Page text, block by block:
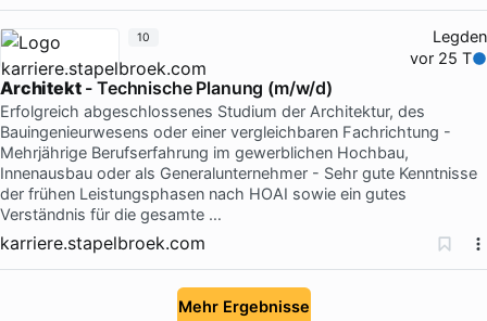
Legden
vor 25 T
Architekt- Technische Planung (m/w/d)
Erfolgreich abgeschlossenes Studium der Architektur, des
Bauingenieurwesens oder einer vergleichbaren Fachrichtung -
Mehrjährige Berufserfahrung im gewerblichen Hochbau,
Innenausbau oder als Generalunternehmer - Sehr gute Kenntnisse
der frühen Leistungsphasen nach HOAI sowie ein gutes
Verständnis für die gesamte …
karriere.stapelbroek.com
10
Mehr Ergebnisse